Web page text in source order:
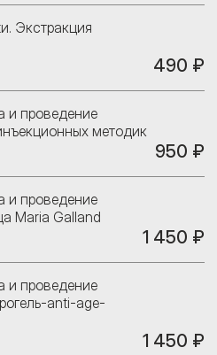
Экстракция
490 ₽
и проведение
методик
950 ₽
и проведение
Maria Galland
1 450 ₽
и проведение
anti-age-
1 450 ₽